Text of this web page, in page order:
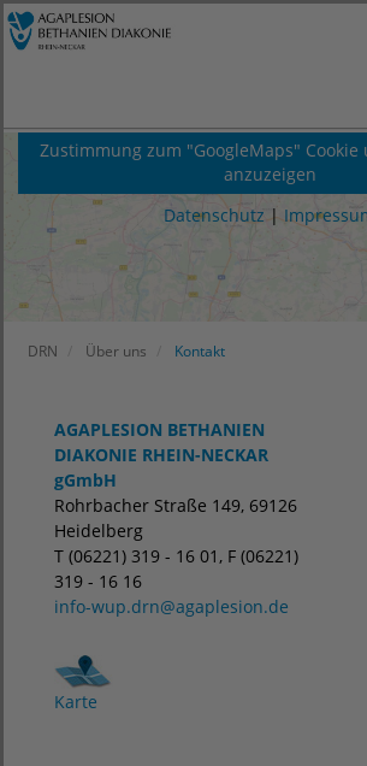
Zustimmung zum "GoogleMaps"
anzuzeigen
Datenschutz |
DRN Über uns Kontakt
AGAPLESION BETHANIEN
DIAKONIE RHEIN-NECKAR
gGmbH
Rohrbacher Straße 149, 69126
Heidelberg
T (06221) 319 - 16 01, F (06221)
319 - 16 16
info-wup.drn@agaplesion.de
Karte